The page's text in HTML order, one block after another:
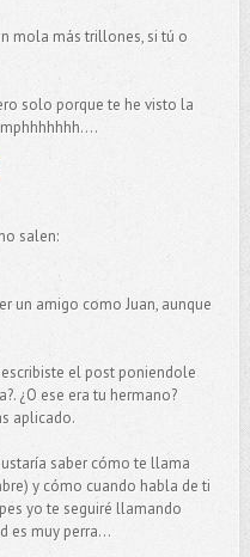
mola más trillones, si tú o
solo porque te he visto la
salen:
un amigo como Juan, aunque
el post poniendole
¿O ese era tu hermano?
aplicado.
saber cómo te llama
y cómo cuando habla de ti
yo te seguiré llamando
es muy perra...